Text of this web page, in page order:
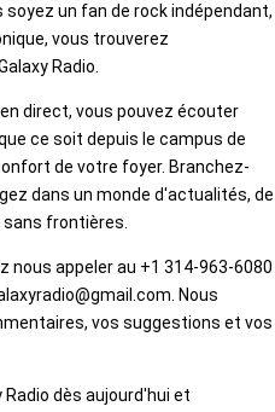
un fan de rock indépendant,
vous trouverez
Radio.
direct, vous pouvez écouter
ce soit depuis le campus de
de votre foyer. Branchez-
dans un monde d'actualités, de
frontières.
nous appeler au +1 314-963-6080
Nous
vos suggestions et vos
dès aujourd'hui et